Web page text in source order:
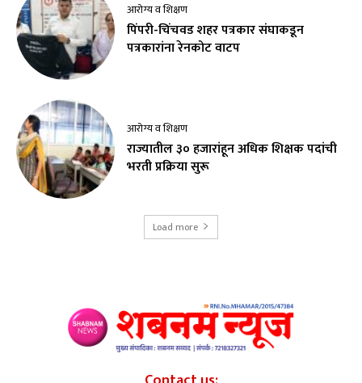
आरोग्य व शिक्षण
पिंपरी-चिंचवड शहर पत्रकार संघाकडून
पत्रकारांना रेनकोट वाटप
आरोग्य व शिक्षण
राज्यातील ३० हजारांहून अधिक शिक्षक पदांची
भरती प्रक्रिया सुरू
Load more